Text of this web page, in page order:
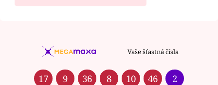
Vaše šťastná čísla
17 9 36 8 10 46 2